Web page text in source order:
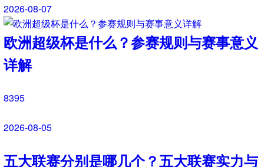
9749
2026-07-31
追梦格林一年合同留守勇士！1年2770
万继续搭档库里
53964
2026-07-30